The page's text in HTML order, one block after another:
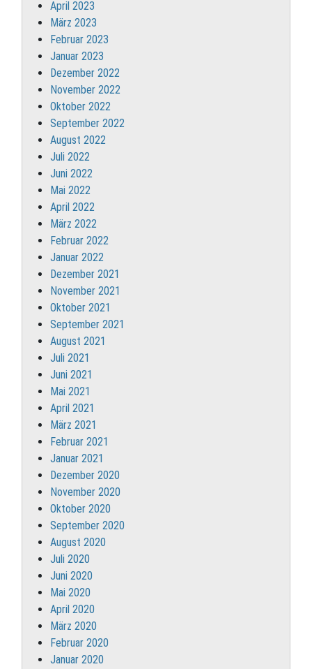
April 2023
März 2023
Februar 2023
Januar 2023
Dezember 2022
November 2022
Oktober 2022
September 2022
August 2022
Juli 2022
Juni 2022
Mai 2022
April 2022
März 2022
Februar 2022
Januar 2022
Dezember 2021
November 2021
Oktober 2021
September 2021
August 2021
Juli 2021
Juni 2021
Mai 2021
April 2021
März 2021
Februar 2021
Januar 2021
Dezember 2020
November 2020
Oktober 2020
September 2020
August 2020
Juli 2020
Juni 2020
Mai 2020
April 2020
März 2020
Februar 2020
Januar 2020